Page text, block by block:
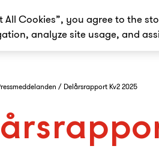
Delårsrapport Kv2 2025
All Cookies”, you agree to the
analyze site usage, and